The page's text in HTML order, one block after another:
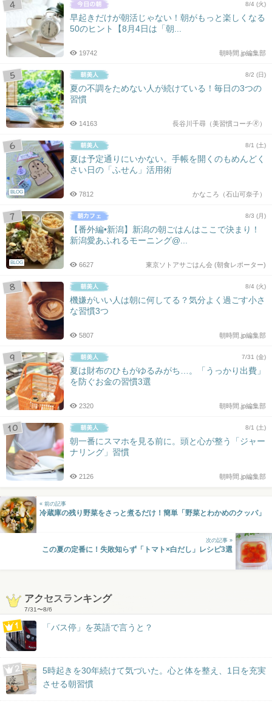
8/4 (火)
早起きだけが朝活じゃない！朝がもっと楽しくなる
50のヒント【8月4日は「朝...
朝時間.jp編集部
19742
8/2 (日)
夏の不調をためない人が続けている！毎日の3つの
習慣
長谷川千尋（美習慣コーチ🄬）
14163
BLOG
8/1 (土)
夏は予定通りにいかない。手帳を開くのもめんどく
さい日の「ふせん」活用術
かなころ（石山可奈子）
7812
BLOG
8/3 (月)
【番外編•新潟】新潟の朝ごはんはここで決まり！
新潟愛あふれるモーニング@...
東京ソトアサごはん会 (朝食レポーター)
6627
8/4 (火)
機嫌がいい人は朝に何してる？気分よく過ごす小さ
な習慣3つ
朝時間.jp編集部
5807
7/31 (金)
夏は財布のひもがゆるみがち…。「うっかり出費」
を防ぐお金の習慣3選
朝時間.jp編集部
2320
8/1 (土)
朝一番にスマホを見る前に。頭と心が整う「ジャー
ナリング」習慣
朝時間.jp編集部
2126
« 前の記事
冷蔵庫の残り野菜をさっと煮るだけ！簡単「野菜とわかめのクッパ」
次の記事 »
この夏の定番に！失敗知らず「トマト×白だし」レシピ3選
アクセスランキング
7/31〜8/6
「バス停」を英語で言うと？
5時起きを30年続けて気づいた。心と体を整え、1日を充実
させる朝習慣